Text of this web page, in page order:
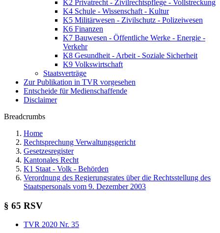
K2 Privatrecht - Zivilrechtspflege - Vollstreckung
K4 Schule - Wissenschaft - Kultur
K5 Militärwesen - Zivilschutz - Polizeiwesen
K6 Finanzen
K7 Bauwesen - Öffentliche Werke - Energie -
Verkehr
K8 Gesundheit - Arbeit - Soziale Sicherheit
K9 Volkswirtschaft
Staatsverträge
Zur Publikation in TVR vorgesehen
Entscheide für Medienschaffende
Disclaimer
Breadcrumbs
Home
Rechtsprechung Verwaltungsgericht
Gesetzesregister
Kantonales Recht
K1 Staat - Volk - Behörden
Verordnung des Regierungsrates über die Rechtsstellung des
Staatspersonals vom 9. Dezember 2003
§ 65 RSV
TVR 2020 Nr. 35